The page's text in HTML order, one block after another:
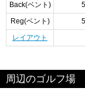
Back(ベント)
Reg(ベント)
レイアウト
周辺のゴルフ場